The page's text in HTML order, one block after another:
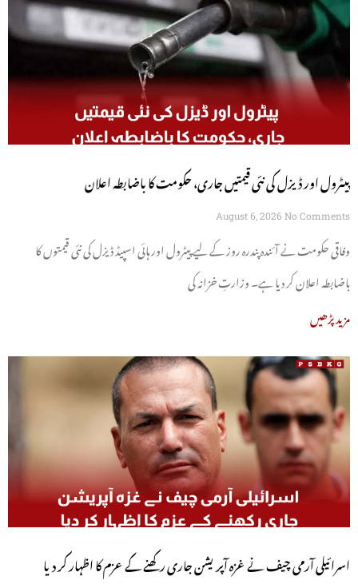
پیٹرول اور ڈیزل کی نئی قیمتیں جاری، حکومت کا باضابطہ اعلان
August 6, 2026 No Comments
وفاقی حکومت نے آئندہ پندرہ روز کے لیے پیٹرول اور ہائی اسپیڈ ڈیزل کی نئی قیمتوں کا
باضابطہ اعلان کر دیا ہے۔ وزارتِ خزانہ کی
مزید پڑھیں
اسرائیلی آرمی چیف نے غزہ آپریشن جاری رکھنے کے عزم کا اظہار کر دیا